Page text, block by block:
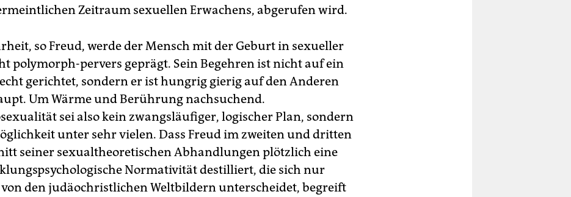
Zeitraum sexuellen Erwachens, abgerufen wird.
so Freud, werde der Mensch mit der Geburt in sexueller
polymorph-pervers geprägt. Sein Begehren ist nicht auf ein
gerichtet, sondern er ist hungrig gierig auf den Anderen
Um Wärme und Berührung nachsuchend.
sei also kein zwangsläufiger, logischer Plan, sondern
unter sehr vielen. Dass Freud im zweiten und dritten
seiner sexualtheoretischen Abhandlungen plötzlich eine
Normativität destilliert, die sich nur
den judäochristlichen Weltbildern unterscheidet, begreift